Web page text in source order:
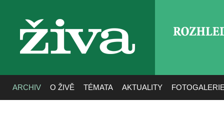
živa
ARCHIV O ŽIVĚ TÉMATA AKTUALITY